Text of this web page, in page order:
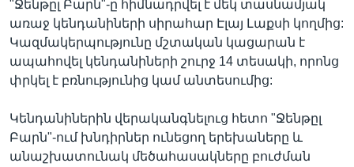
"Ջենթըլ Բարն"-ը հիմնադրվել է մեկ տասնամյակ
առաջ կենդանիների սիրահար Էլայ Լաքսի կողմից:
Կազմակերպությունը մշտական կացարան է
ապահովել կենդանիների շուրջ 14 տեսակի, որոնց
փրկել է բռնությունից կամ անտեսումից:
Կենդանիներին վերականգնելուց հետո "Ջենթըլ
Բարն"-ում խնդիրներ ունեցող երեխաները և
անաշխատունակ մեծահասակները բուժման